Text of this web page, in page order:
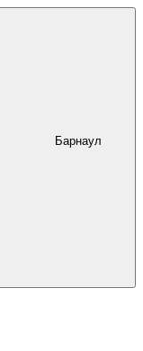
Барнаул